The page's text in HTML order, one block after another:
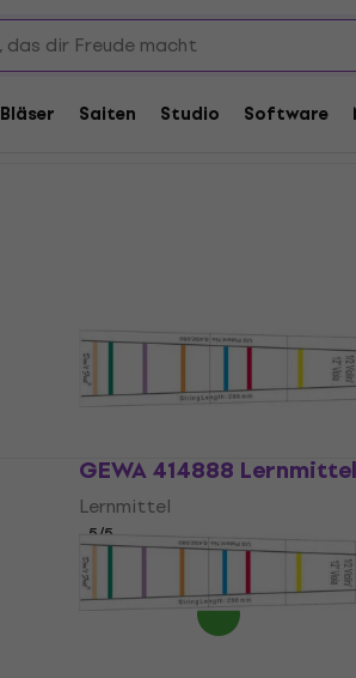
Bläser Saiten Studio Software
GEWA 414888 Lernmittel
Lernmittel
5/5
€ 9,90